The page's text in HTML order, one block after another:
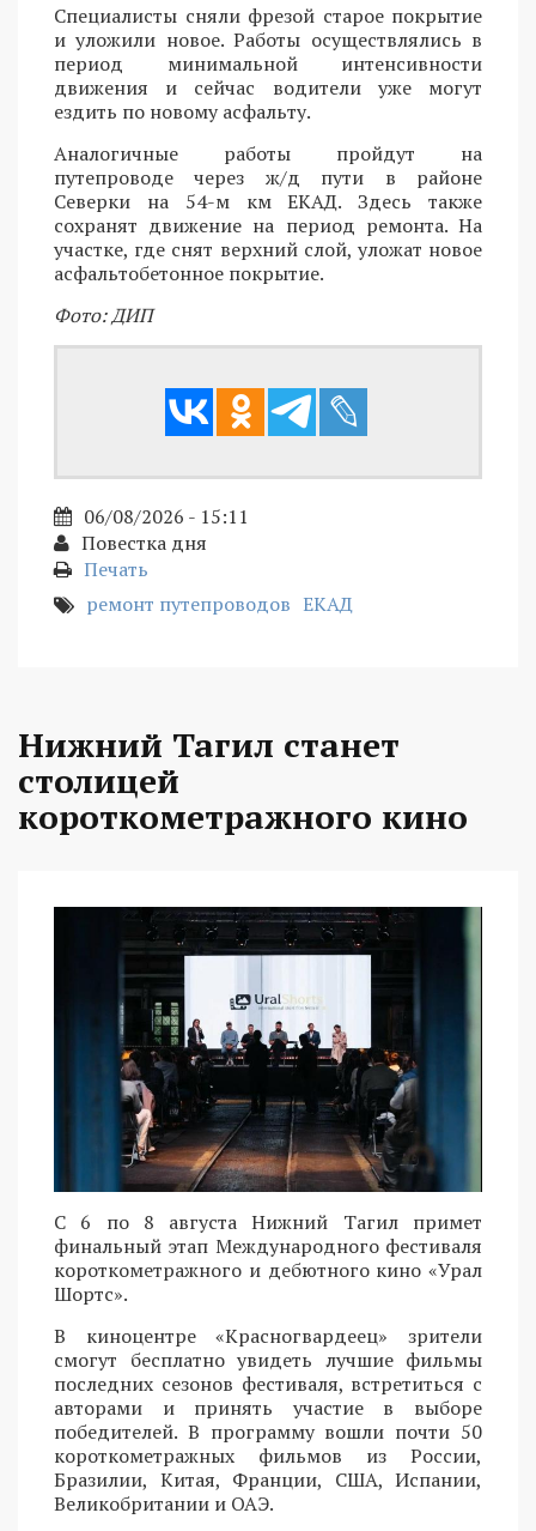
Специалисты сняли фрезой старое покрытие
и уложили новое. Работы осуществлялись в
период минимальной интенсивности
движения и сейчас водители уже могут
ездить по новому асфальту.
Аналогичные работы пройдут на
путепроводе через ж/д пути в районе
Северки на 54-м км ЕКАД. Здесь также
сохранят движение на период ремонта. На
участке, где снят верхний слой, уложат новое
асфальтобетонное покрытие.
Фото: ДИП
06/08/2026 - 15:11
Повестка дня
Печать
ремонт путепроводов ЕКАД
Нижний Тагил станет
столицей
короткометражного кино
С 6 по 8 августа Нижний Тагил примет
финальный этап Международного фестиваля
короткометражного и дебютного кино «Урал
Шортс».
В киноцентре «Красногвардеец» зрители
смогут бесплатно увидеть лучшие фильмы
последних сезонов фестиваля, встретиться с
авторами и принять участие в выборе
победителей. В программу вошли почти 50
короткометражных фильмов из России,
Бразилии, Китая, Франции, США, Испании,
Великобритании и ОАЭ.